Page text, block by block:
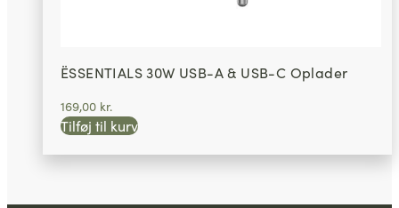
ËSSENTIALS 30W USB-A & USB-C Oplader
169,00 kr.
Tilføj til kurv